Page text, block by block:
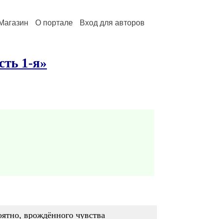
О портале Вход для авторов
1-я»
врождённого чувства